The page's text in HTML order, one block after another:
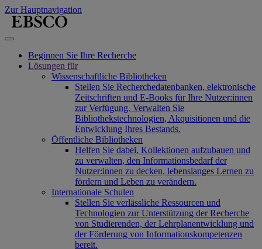
Zur Hauptnavigation
Beginnen Sie Ihre Recherche
Lösungen für
Wissenschaftliche Bibliotheken
Stellen Sie Recherchedatenbanken, elektronische
Zeitschriften und E-Books für Ihre Nutzer:innen
zur Verfügung. Verwalten Sie
Bibliothekstechnologien, Akquisitionen und die
Entwicklung Ihres Bestands.
Öffentliche Bibliotheken
Helfen Sie dabei, Kollektionen aufzubauen und
zu verwalten, den Informationsbedarf der
Nutzer:innen zu decken, lebenslanges Lernen zu
fördern und Leben zu verändern.
Internationale Schulen
Stellen Sie verlässliche Ressourcen und
Technologien zur Unterstützung der Recherche
von Studierenden, der Lehrplanentwicklung und
der Förderung von Informationskompetenzen
bereit.